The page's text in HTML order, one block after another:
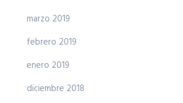
marzo 2019
febrero 2019
enero 2019
diciembre 2018